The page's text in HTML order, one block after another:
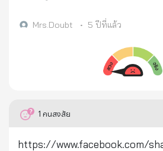
สถานที่ฉีดวัคซีนคือไอคอนสยาม แล
ขโมยข้อมูลส่วนตัวได้ . ทั้งนี้ การลง
ประกาศวัน เวลา และวิธีการลงทะเ
จะนำมารายงานให้ทราบเป็นระยะ
Mrs.Doubt • 5 ปีที่แล้ว
1 คนสงสัย
https://www.facebook.com/